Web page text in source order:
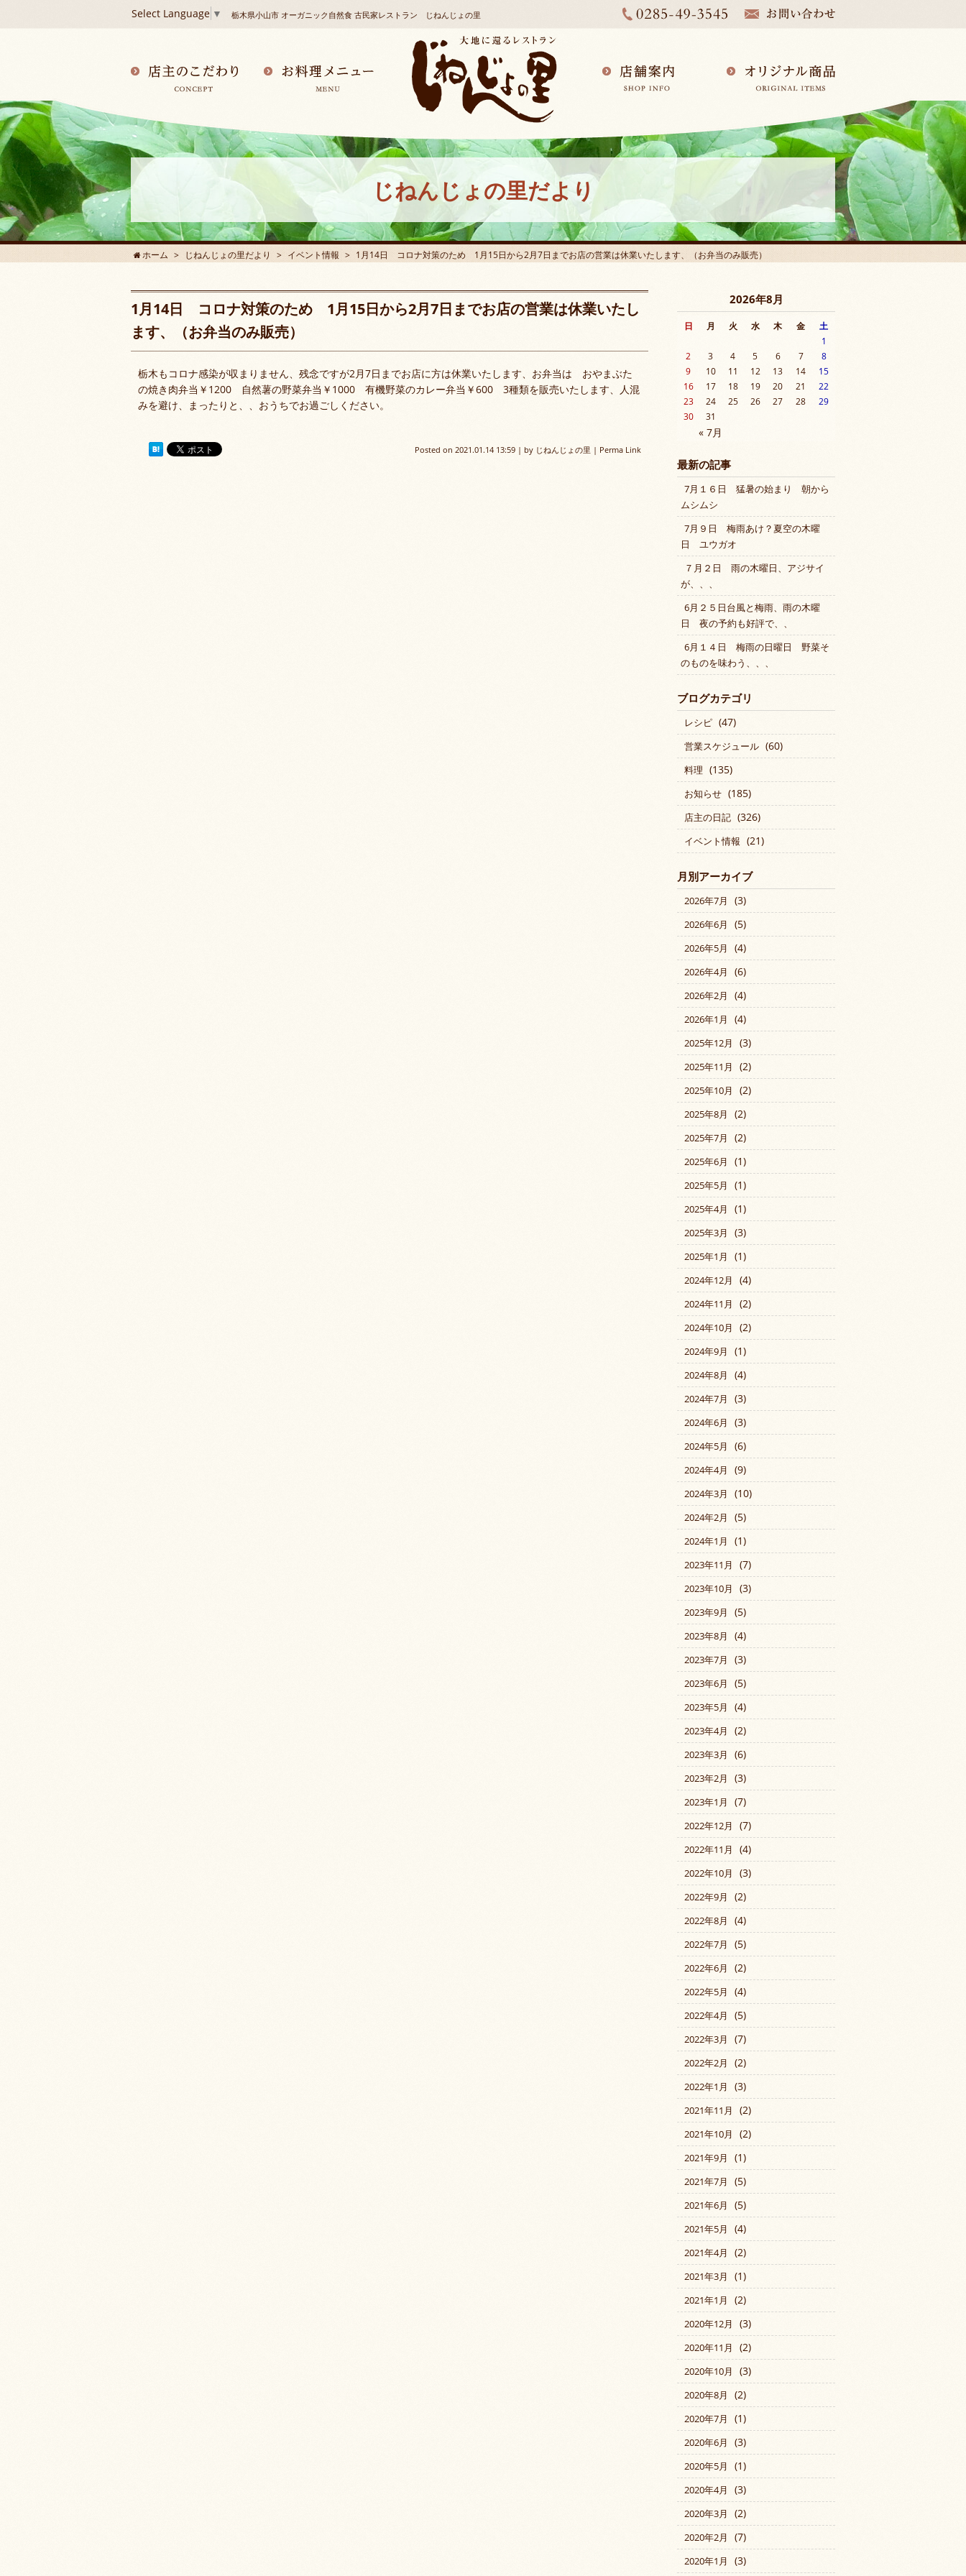
栃木県小山市 オーガニック自然食 古民家レストラン じねんじょの里
Select Language ▼
じねんじょの里だより
ホーム じねんじょの里だより イベント情報 1月14日 コロナ対策のため 1月15日から2月7日までお店の営業は休業いたします、（お弁当のみ販売）
1月14日 コロナ対策のため 1月15日から2月7日までお店の営業は休業いたし
ます、（お弁当のみ販売）
栃木もコロナ感染が収まりません、残念ですが2月7日までお店に方は休業いたします、お弁当は おやまぶた
の焼き肉弁当￥1200 自然薯の野菜弁当￥1000 有機野菜のカレー弁当￥600 3種類を販売いたします、人混
みを避け、まったりと、、おうちでお過ごしください。
Posted on 2021.01.14 13:59 | by じねんじょの里 | Perma Link
2026年8月
日 月 火 水 木 金 土
« 7月
1
2
3 4 5 6 7
8
9
10 11 12 13 14
15
16
17 18 19 20 21
22
23
24 25 26 27 28
29
30
31
最新の記事
7月１６日 猛暑の始まり 朝から
ムシムシ
7月９日 梅雨あけ？夏空の木曜
日 ユウガオ
７月２日 雨の木曜日、アジサイ
が、、、
6月２５日台風と梅雨、雨の木曜
日 夜の予約も好評で、、
6月１４日 梅雨の日曜日 野菜そ
のものを味わう、、、
ブログカテゴリ
レシピ (47)
営業スケジュール (60)
料理 (135)
お知らせ (185)
店主の日記 (326)
イベント情報 (21)
月別アーカイブ
2026年7月 (3)
2026年6月 (5)
2026年5月 (4)
2026年4月 (6)
2026年2月 (4)
2026年1月 (4)
2025年12月 (3)
2025年11月 (2)
2025年10月 (2)
2025年8月 (2)
2025年7月 (2)
2025年6月 (1)
2025年5月 (1)
2025年4月 (1)
2025年3月 (3)
2025年1月 (1)
2024年12月 (4)
2024年11月 (2)
2024年10月 (2)
2024年9月 (1)
2024年8月 (4)
2024年7月 (3)
2024年6月 (3)
2024年5月 (6)
2024年4月 (9)
2024年3月 (10)
2024年2月 (5)
2024年1月 (1)
2023年11月 (7)
2023年10月 (3)
2023年9月 (5)
2023年8月 (4)
2023年7月 (3)
2023年6月 (5)
2023年5月 (4)
2023年4月 (2)
2023年3月 (6)
2023年2月 (3)
2023年1月 (7)
2022年12月 (7)
2022年11月 (4)
2022年10月 (3)
2022年9月 (2)
2022年8月 (4)
2022年7月 (5)
2022年6月 (2)
2022年5月 (4)
2022年4月 (5)
2022年3月 (7)
2022年2月 (2)
2022年1月 (3)
2021年11月 (2)
2021年10月 (2)
2021年9月 (1)
2021年7月 (5)
2021年6月 (5)
2021年5月 (4)
2021年4月 (2)
2021年3月 (1)
2021年1月 (2)
2020年12月 (3)
2020年11月 (2)
2020年10月 (3)
2020年8月 (2)
2020年7月 (1)
2020年6月 (3)
2020年5月 (1)
2020年4月 (3)
2020年3月 (2)
2020年2月 (7)
2020年1月 (3)